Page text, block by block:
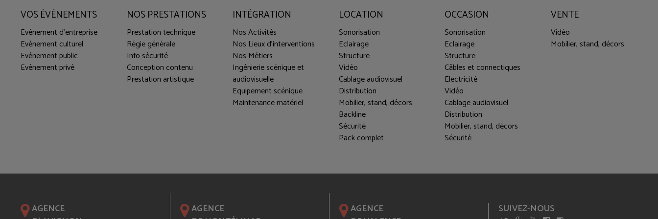
VOS ÉVÉNEMENTS
Evénement d'entreprise
Evénement culturel
Evénement public
Evénement privé
NOS PRESTATIONS
Prestation technique
Régie générale
Info sécurité
Conception contenu
Prestation artistique
INTÉGRATION
Nos Activités
Nos Lieux d'interventions
Nos Métiers
Ingénierie scénique et
audiovisuelle
Equipement scénique
Maintenance matériel
LOCATION
Sonorisation
Eclairage
Structure
Vidéo
Cablage audiovisuel
Distribution
Mobilier, stand, décors
Backline
Sécurité
Pack complet
OCCASION
Sonorisation
Eclairage
Structure
Câbles et connectiques
Electricité
Vidéo
Cablage audiovisuel
Distribution
Mobilier, stand, décors
Sécurité
VENTE
Vidéo
Mobilier, stand, décors
AGENCE
AGENCE
AGENCE
SUIVEZ-NOUS